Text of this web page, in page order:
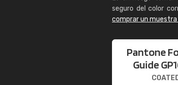
seguro del color
comprar un muestra
Pantone
Guide